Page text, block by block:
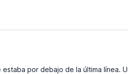
por debajo de la última línea.